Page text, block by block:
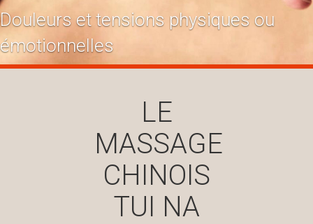
Douleurs et tensions physiques ou
émotionnelles
LE
MASSAGE
CHINOIS
TUI NA